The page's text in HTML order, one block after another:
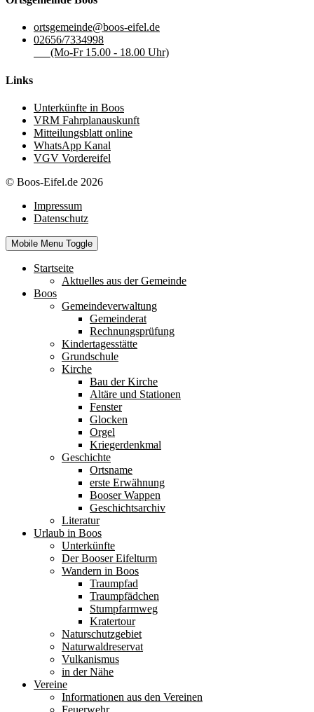
ortsgemeinde@boos-eifel.de
02656/7334998
(Mo-Fr 15.00 - 18.00 Uhr)
Links
Unterkünfte in Boos
VRM Fahrplanauskunft
Mitteilungsblatt online
WhatsApp Kanal
VGV Vordereifel
© Boos-Eifel.de 2026
Impressum
Datenschutz
Mobile Menu Toggle
Startseite
Aktuelles aus der Gemeinde
Boos
Gemeindeverwaltung
Gemeinderat
Rechnungsprüfung
Kindertagesstätte
Grundschule
Kirche
Bau der Kirche
Altäre und Stationen
Fenster
Glocken
Orgel
Kriegerdenkmal
Geschichte
Ortsname
erste Erwähnung
Booser Wappen
Geschichtsarchiv
Literatur
Urlaub in Boos
Unterkünfte
Der Booser Eifelturm
Wandern in Boos
Traumpfad
Traumpfädchen
Stumpfarmweg
Kratertour
Naturschutzgebiet
Naturwaldreservat
Vulkanismus
in der Nähe
Vereine
Informationen aus den Vereinen
Feuerwehr